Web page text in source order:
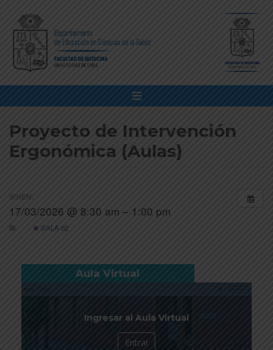
Proyecto de Intervención
Ergonómica (Aulas)
WHEN:
17/03/2026 @ 8:30 am – 1:00 pm
SALA 02
Aula Virtual
Ingresar al Aula Virtual
Entrar